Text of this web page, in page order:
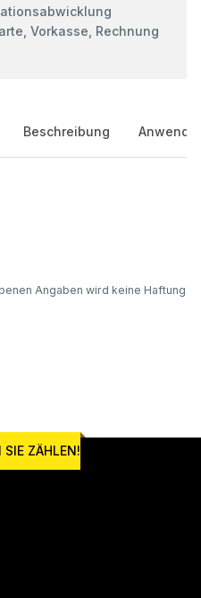
Vorkasse, Rechnung
Beschreibung
Angaben wird keine Haftung
ZÄHLEN!